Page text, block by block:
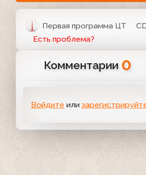
Первая программа ЦТ
Есть проблема?
Комментарии 0
Войдите или